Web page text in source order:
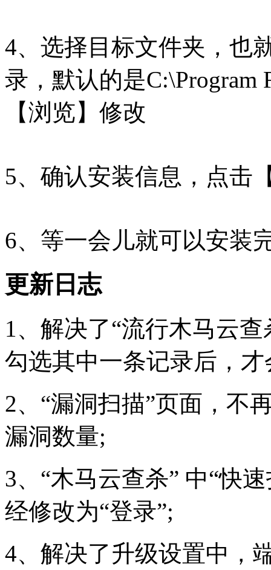
4、选择目标文件夹，也
录，默认的是C:\Program
【浏览】修改
5、确认安装信息，点击
6、等一会儿就可以安装
更新日志
1、解决了“流行木马云
勾选其中一条记录后，
2、“漏洞扫描”页面，不
漏洞数量;
3、“木马云查杀” 中“快
经修改为“登录”;
4、解决了升级设置中，